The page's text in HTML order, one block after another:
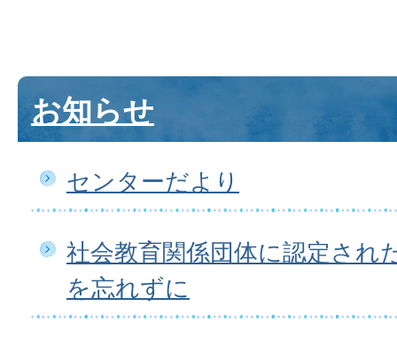
お知らせ
センターだより
社会教育関係団体に認定され
を忘れずに